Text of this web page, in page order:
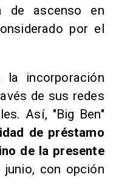
de ascenso en
por el
la incorporación
de sus redes
Así, "Big Ben"
de préstamo
de la presente
con opción